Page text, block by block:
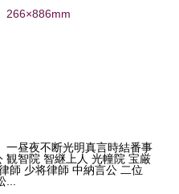
266×886mm
昼夜不断光明真言時結番事
観智院 智継上人 光幢院 宝厳
師 少将律師 中納言公 二位